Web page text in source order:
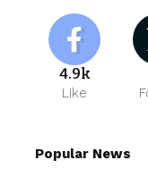
4.9k
Like
Popular News